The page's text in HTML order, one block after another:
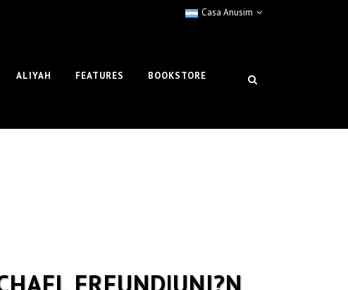
Casa Anusim
ALIYAH FEATURES BOOKSTORE